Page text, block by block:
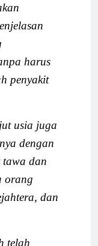
harus
penyakit
usia juga
dengan
tawa dan
orang
dan
telah